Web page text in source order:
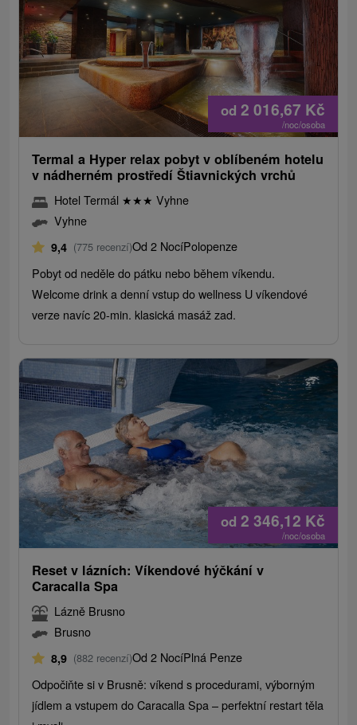
od 2 016,67 Kč
/noc/osoba
Termal a Hyper relax pobyt v oblíbeném hotelu
v nádherném prostředí Štiavnických vrchů
Hotel Termál ★★★ Vyhne
Vyhne
9,4 (775 recenzí)Od 2 NocíPolopenze
Pobyt od neděle do pátku nebo během víkendu.
Welcome drink a denní vstup do wellness U víkendové
verze navíc 20-min. klasická masáž zad.
od 2 346,12 Kč
/noc/osoba
Reset v lázních: Víkendové hýčkání v
Caracalla Spa
Lázně Brusno
Brusno
8,9 (882 recenzí)Od 2 NocíPlná Penze
Odpočiňte si v Brusně: víkend s procedurami, výborným
jídlem a vstupem do Caracalla Spa – perfektní restart těla